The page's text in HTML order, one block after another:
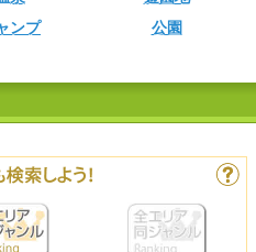
ンプ 公園